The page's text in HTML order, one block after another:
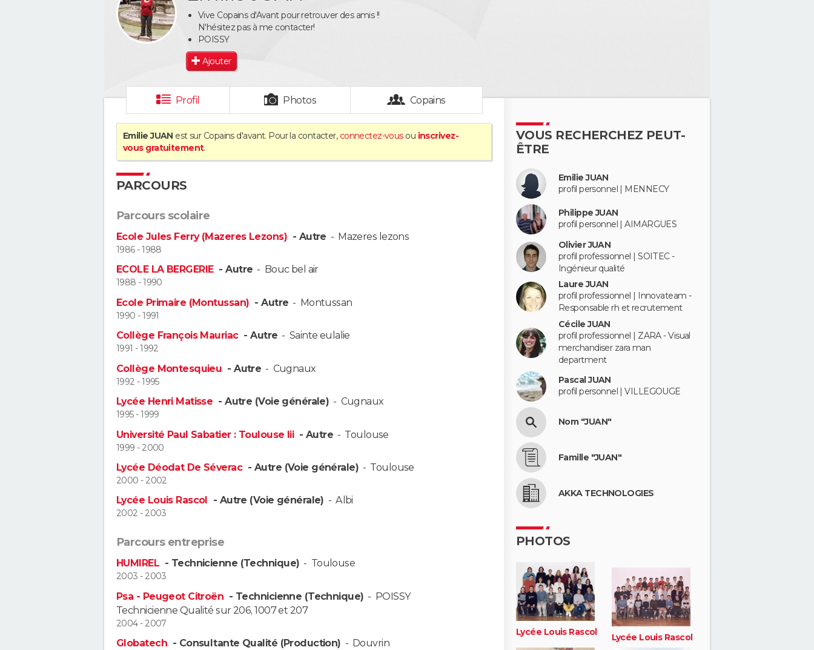
Vive Copains d'Avant pour retrouver des amis !!
N'hésitez pas à me contacter!
POISSY
Ajouter
Profil Photos Copains
Emilie JUAN est sur Copains d'avant. Pour la contacter, connectez-vousou inscrivez-
vous gratuitement.
PARCOURS
Parcours scolaire
Ecole Jules Ferry (Mazeres Lezons) - Autre - Mazeres lezons
1986 - 1988
ECOLE LA BERGERIE - Autre - Bouc bel air
1988 - 1990
Ecole Primaire (Montussan) - Autre - Montussan
1990 - 1991
Collège François Mauriac - Autre - Sainte eulalie
1991 - 1992
Collège Montesquieu - Autre - Cugnaux
1992 - 1995
Lycée Henri Matisse - Autre (Voie générale) - Cugnaux
1995 - 1999
Université Paul Sabatier : Toulouse Iii - Autre - Toulouse
1999 - 2000
Lycée Déodat De Séverac - Autre (Voie générale) - Toulouse
2000 - 2002
Lycée Louis Rascol - Autre (Voie générale) -Albi
2002 - 2003
Parcours entreprise
HUMIREL - Technicienne (Technique) - Toulouse
2003 - 2003
Psa - Peugeot Citroën - Technicienne (Technique) - POISSY
Technicienne Qualité sur 206, 1007 et 207
2004 - 2007
Globatech - Consultante Qualité (Production) - Douvrin
VOUS RECHERCHEZ PEUT-
ÊTRE
Emilie JUAN
profil personnel | MENNECY
Philippe JUAN
profil personnel | AIMARGUES
Olivier JUAN
profil professionnel | SOITEC -
Ingénieur qualité
Laure JUAN
profil professionnel | Innovateam -
Responsable rh et recrutement
Cécile JUAN
profil professionnel | ZARA - Visual
merchandiser zara man
department
Pascal JUAN
profil personnel | VILLEGOUGE
Nom "JUAN"
Famille "JUAN"
AKKA TECHNOLOGIES
PHOTOS
Lycée Louis Rascol Lycée Louis Rascol